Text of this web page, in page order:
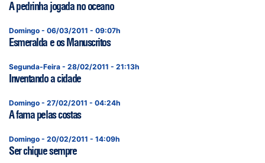
A pedrinha jogada no oceano
Domingo - 06/03/2011 - 09:07h
Esmeralda e os Manuscritos
Segunda-Feira - 28/02/2011 - 21:13h
Inventando a cidade
Domingo - 27/02/2011 - 04:24h
A fama pelas costas
Domingo - 20/02/2011 - 14:09h
Ser chique sempre